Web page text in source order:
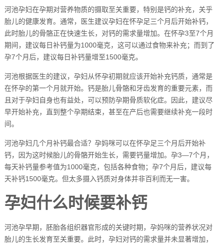
河池孕妇在孕期对营养物质的摄取至关重要，特别是钙的补充，关乎
胎儿的健康发育。通常，医生建议孕妇在怀孕足三个月后开始补钙，
此时胎儿的骨骼正在快速生长，对钙的需求量增加。在怀孕3至7个月
期间，建议每日补钙量为1000毫克，这可以通过食物来补充；而到了
孕7个月后，建议每日补钙量增至1500毫克。
河池根据医生的建议，孕妇从怀孕初期就应该开始补充钙质，通常是
在怀孕的第一个月就开始。钙是胎儿骨骼和牙齿发育的重要元素，而
且对于孕妇自身也有益处，可以预防孕期骨质软化症。因此，建议尽
早开始补充，直到整个孕期结束，甚至在产后也需要继续补充一段时
间。
河池孕妇几个月补钙最合适？孕妈咪可以在怀孕足三个月后开始补
钙，因为这时候胎儿的骨骼开始生长，需要钙量增加。孕3—7个月，
每天补钙量参考值为1000毫克，包括各种食物；孕7个月后，建议每
天补钙1500毫克。但太多摄入钙质对身体并非百利而无一害。
孕妇什么时候要补钙
河池孕早期，胚胎各组织器官形成的关键时期，孕妈咪的营养状况对
胎儿的生长发育至关重要。此时，孕妇对钙的需求量并未显著增加，